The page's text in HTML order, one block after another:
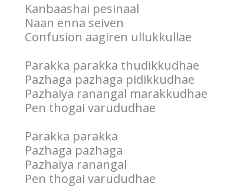
Kanbaashai pesinaal
Naan enna seiven
Confusion aagiren ullukkullae
Parakka parakka thudikkudhae
Pazhaga pazhaga pidikkudhae
Pazhaiya ranangal marakkudhae
Pen thogai varududhae
Parakka parakka
Pazhaga pazhaga
Pazhaiya ranangal
Pen thogai varududhae